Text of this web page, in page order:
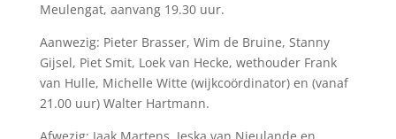
Meulengat, aanvang 19.30 uur.
Aanwezig: Pieter Brasser, Wim de Bruine, Stanny
Gijsel, Piet Smit, Loek van Hecke, wethouder Frank
van Hulle, Michelle Witte (wijkcoördinator) en (vanaf
21.00 uur) Walter Hartmann.